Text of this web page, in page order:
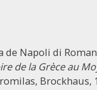
Napoli di
de la Grèce au
Brockhaus,